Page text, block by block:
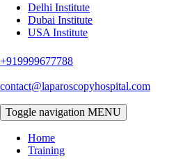
Delhi Institute
Dubai Institute
USA Institute
+919999677788
contact@laparoscopyhospital.com
Toggle navigation MENU
Home
Training